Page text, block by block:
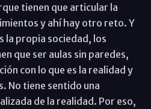
tienen que articular la
y ahí hay otro reto. Y
la propia sociedad, los
que ser aulas sin paredes,
con lo que es la realidad y
No tiene sentido una
de la realidad. Por eso,